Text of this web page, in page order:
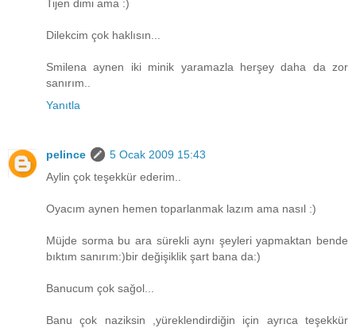
Tijen dimi ama :)
Dilekcim çok haklısın...
Smilena aynen iki minik yaramazla herşey daha da zor
sanırım..
Yanıtla
pelince
5 Ocak 2009 15:43
Aylin çok teşekkür ederim..
Oyacım aynen hemen toparlanmak lazım ama nasıl :)
Müjde sorma bu ara sürekli aynı şeyleri yapmaktan bende
bıktım sanırım:)bir değişiklik şart bana da:)
Banucum çok sağol...
Banu çok naziksin ,yüreklendirdiğin için ayrıca teşekkür